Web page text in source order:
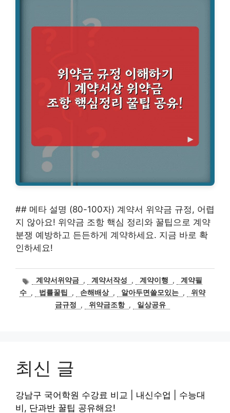
## 메타 설명 (80-100자) 계약서 위약금 규정, 어렵
지 않아요! 위약금 조항 핵심 정리와 꿀팁으로 계약
분쟁 예방하고 든든하게 계약하세요. 지금 바로 확
인하세요!
태계약서위약금 , 계약서작성 , 계약이행 ,
계약필
수 , 법률꿀팁 , 손해배상 , 알아두면쓸모있는 ,
위약
금규정
, 위약금조항 , 일상공유
최신 글
강남구 국어학원 수강료 비교 | 내신수업 | 수능대
비, 단과반 꿀팁 공유해요!